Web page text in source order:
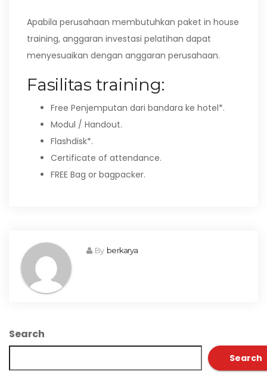
Apabila perusahaan membutuhkan paket in house
training, anggaran investasi pelatihan dapat
menyesuaikan dengan anggaran perusahaan.
Fasilitas training:
Free Penjemputan dari bandara ke hotel*.
Modul / Handout.
Flashdisk*.
Certificate of attendance.
FREE Bag or bagpacker.
By berkarya
Search
Search